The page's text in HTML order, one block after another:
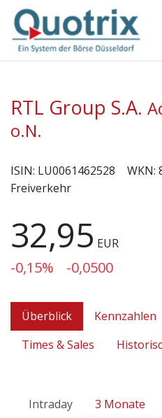
RTL Group S.A.
o.N.
ISIN: LU0061462528 WKN:
Freiverkehr
32,95 EUR
-0,15% -0,0500
Überblick Kennzahlen
Times & Sales
Intraday 3 Monate